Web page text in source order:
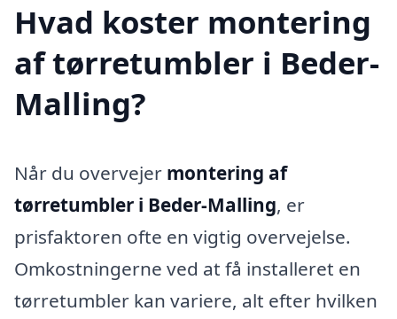
Hvad koster montering
af tørretumbler i Beder-
Malling?
Når du overvejer montering af
tørretumbler i Beder-Malling, er
prisfaktoren ofte en vigtig overvejelse.
Omkostningerne ved at få installeret en
tørretumbler kan variere, alt efter hvilken